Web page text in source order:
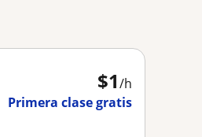
$1/h
Primera clase gratis